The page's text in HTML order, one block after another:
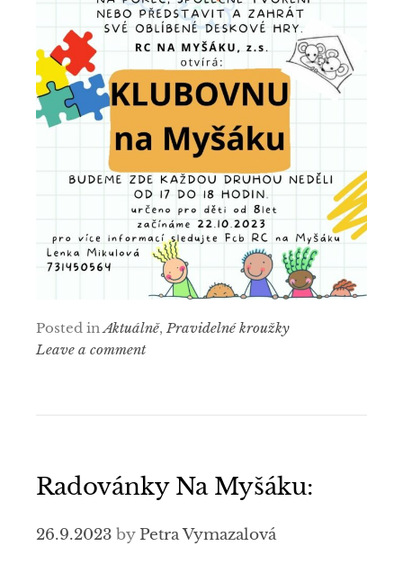
Posted in Aktuálně, Pravidelné kroužky
Leave a comment
Radovánky Na Myšáku:
26.9.2023 byPetra Vymazalová